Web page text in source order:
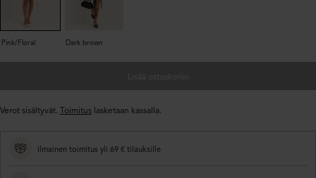
Pink/Floral Dark brown
Verot sisältyvät. Toimitus lasketaan kassalla.
Ilmainen toimitus yli 69 € tilauksille